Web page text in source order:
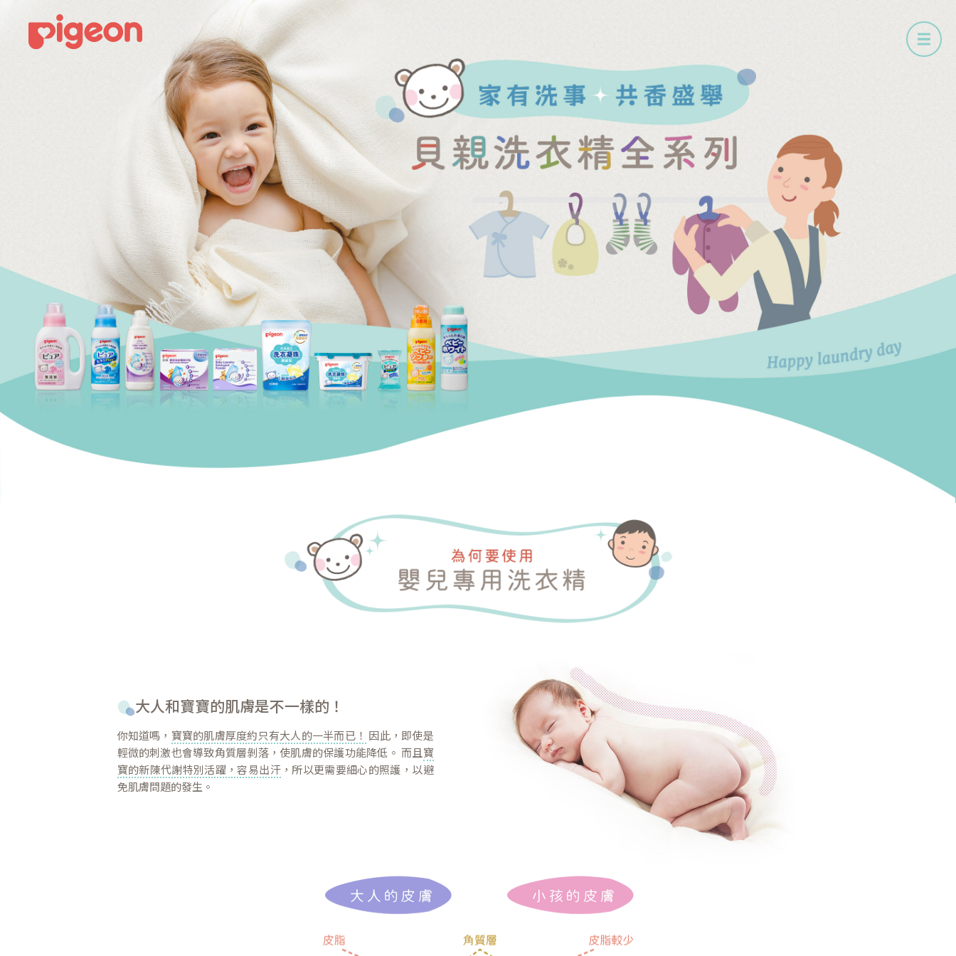
大人和寶寶的肌膚是不一樣的！
你知道嗎， 寶寶的肌膚厚度約只有大人的一半而已！ 因此，即使是
輕微的刺激也會導致角質層剝落，使肌膚的保護功能降低。 而且寶
寶的新陳代謝特別活躍，容易出汗，所以更需要細心的照護，以避
免肌膚問題的發生。